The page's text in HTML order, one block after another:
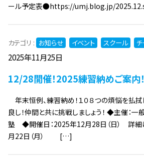
ール予定表●https://umj.blog.jp/
カテゴリ : お知らせ イベント スクール チ
2025年11月25日
12/28開催！2025練習納めご案内！
年末恒例、練習納め！１０８つの煩悩を払
良し！仲間と共に挑戦しましょう！ ◆主催：
塾 ◆開催日：2025年12月28日（日） 詳
月22日（月） […]